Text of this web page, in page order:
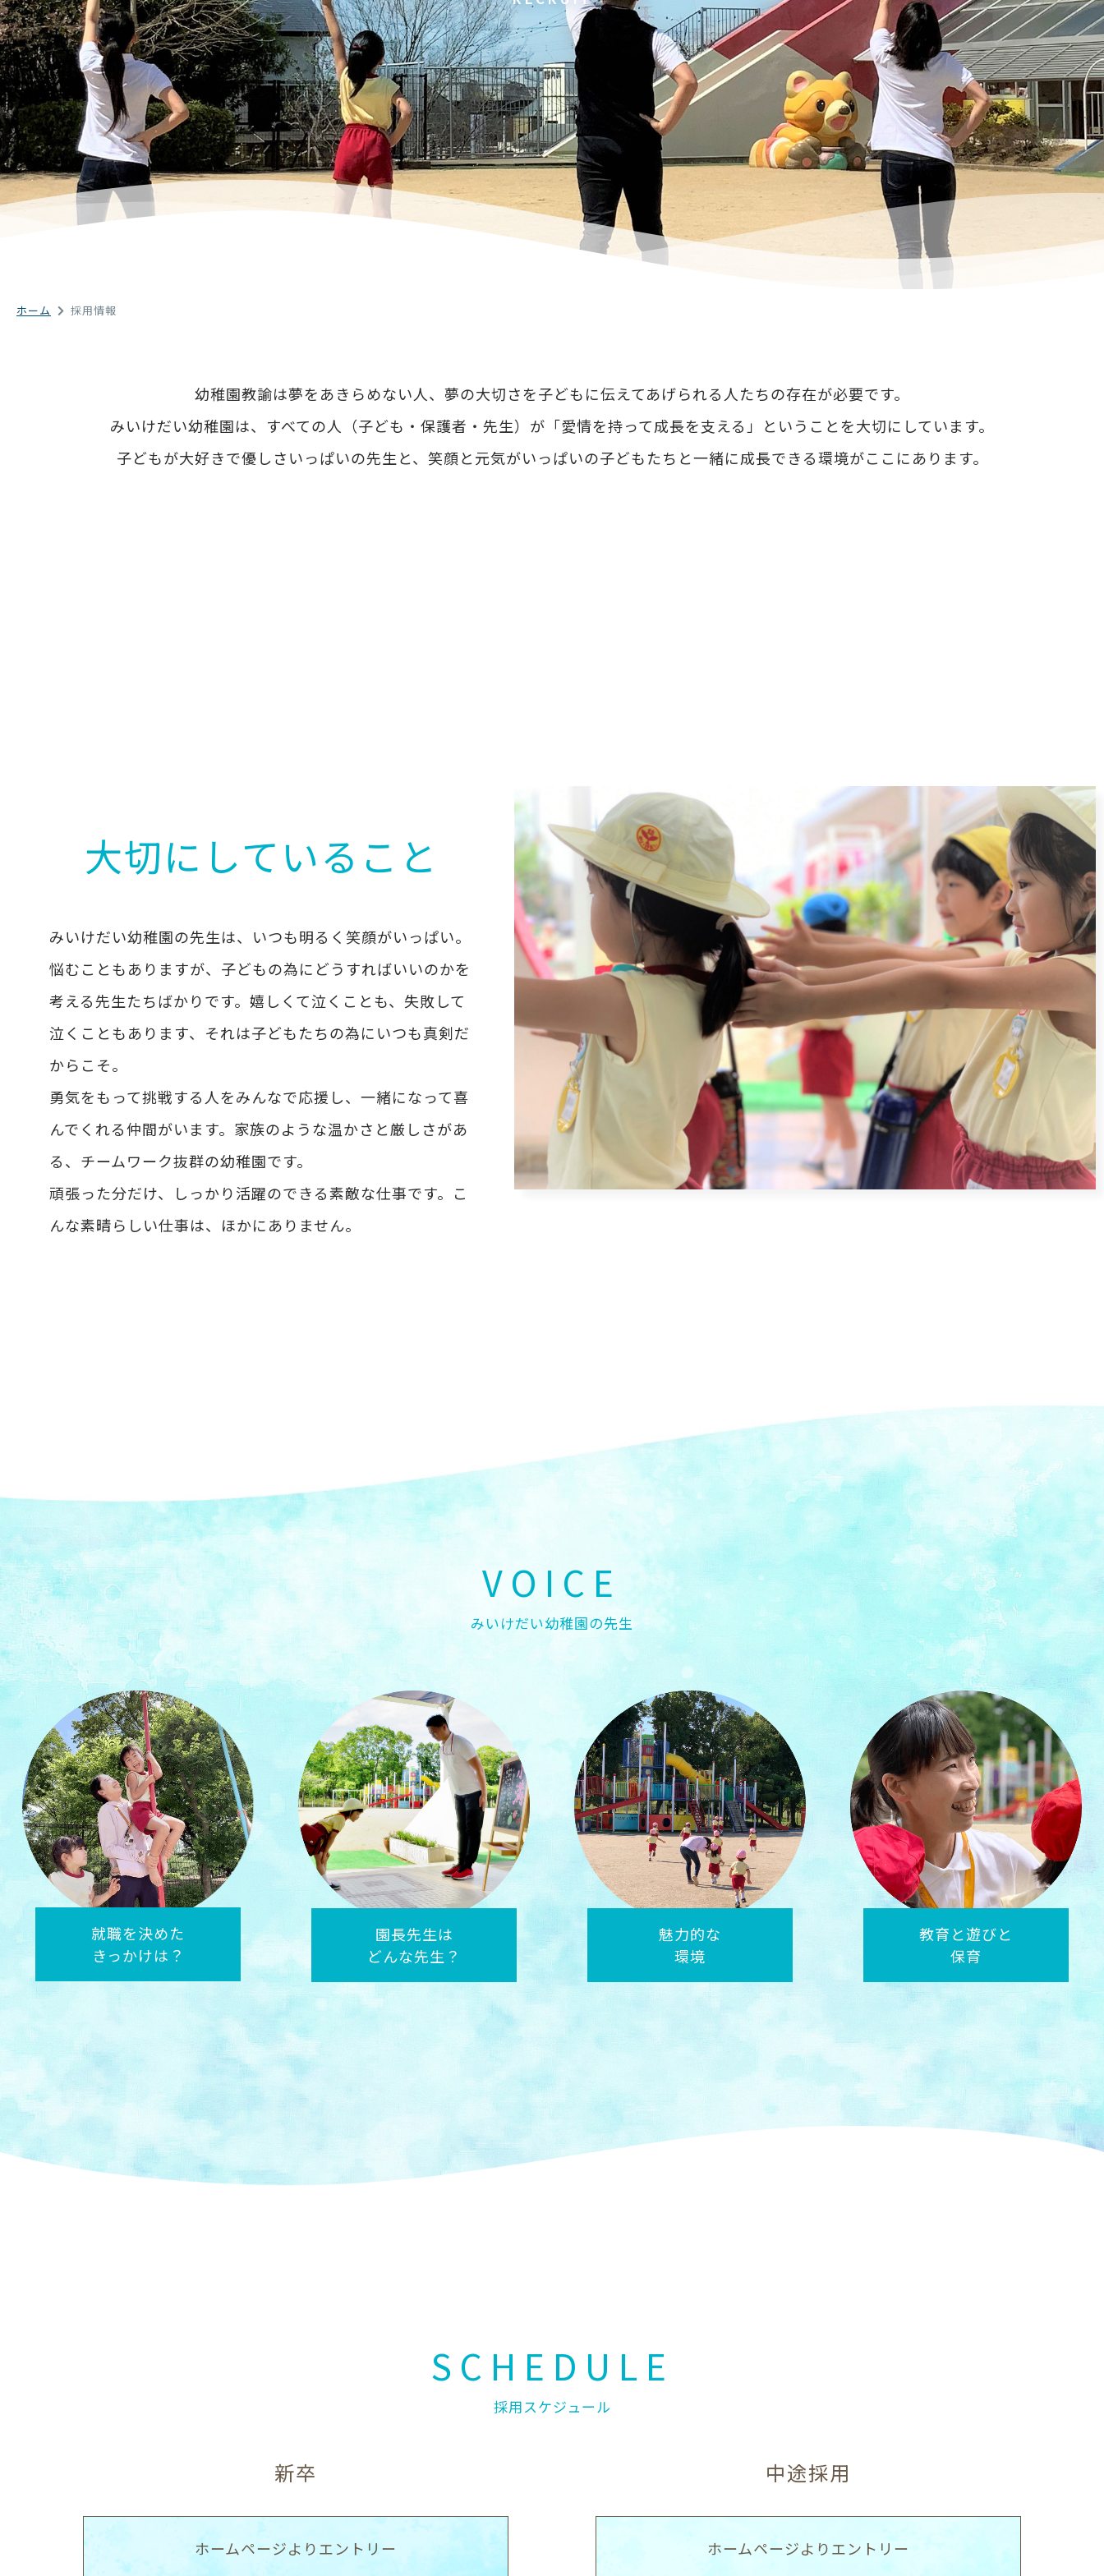
ホーム 採用情報
幼稚園教諭は夢をあきらめない人、夢の大切さを子どもに伝えてあげられる人たちの存在が必要です。
みいけだい幼稚園は、すべての人（子ども・保護者・先生）が「愛情を持って成長を支える」ということを大切にしています。
子どもが大好きで優しさいっぱいの先生と、笑顔と元気がいっぱいの子どもたちと一緒に成長できる環境がここにあります。
大切にしていること
みいけだい幼稚園の先生は、いつも明るく笑顔がいっぱい。
悩むこともありますが、子どもの為にどうすればいいのかを
考える先生たちばかりです。嬉しくて泣くことも、失敗して
泣くこともあります、それは子どもたちの為にいつも真剣だ
からこそ。
勇気をもって挑戦する人をみんなで応援し、一緒になって喜
んでくれる仲間がいます。家族のような温かさと厳しさがあ
る、チームワーク抜群の幼稚園です。
頑張った分だけ、しっかり活躍のできる素敵な仕事です。こ
んな素晴らしい仕事は、ほかにありません。
VOICE
みいけだい幼稚園の先生
園長先生は
どんな先生？
魅力的な
環境
教育と遊びと
保育
辛かった
経験
SCHEDULE
採用スケジュール
新卒
ホームページよりエントリー
中途採用
ホームページよりエントリー